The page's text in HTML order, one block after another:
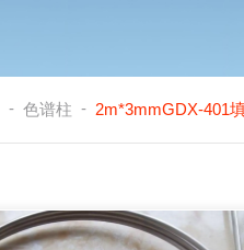
- 色谱柱 - 2m*3mmGDX-401